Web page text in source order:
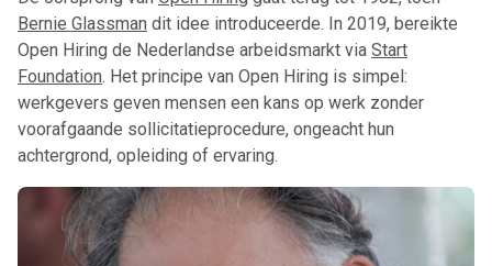
Bernie Glassman dit idee introduceerde. In 2019, bereikte
Open Hiring de Nederlandse arbeidsmarkt via Start
Foundation. Het principe van Open Hiring is simpel:
werkgevers geven mensen een kans op werk zonder
voorafgaande sollicitatieprocedure, ongeacht hun
achtergrond, opleiding of ervaring.